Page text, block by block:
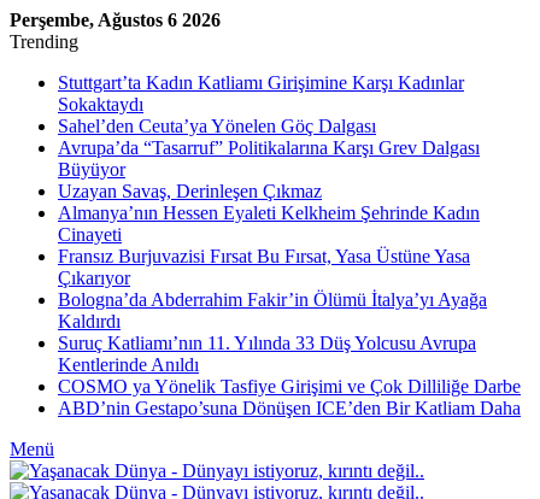
Perşembe, Ağustos 6 2026
Trending
Stuttgart’ta Kadın Katliamı Girişimine Karşı Kadınlar
Sokaktaydı
Sahel’den Ceuta’ya Yönelen Göç Dalgası
Avrupa’da “Tasarruf” Politikalarına Karşı Grev Dalgası
Büyüyor
Uzayan Savaş, Derinleşen Çıkmaz
Almanya’nın Hessen Eyaleti Kelkheim Şehrinde Kadın
Cinayeti
Fransız Burjuvazisi Fırsat Bu Fırsat, Yasa Üstüne Yasa
Çıkarıyor
Bologna’da Abderrahim Fakir’in Ölümü İtalya’yı Ayağa
Kaldırdı
Suruç Katliamı’nın 11. Yılında 33 Düş Yolcusu Avrupa
Kentlerinde Anıldı
COSMO ya Yönelik Tasfiye Girişimi ve Çok Dilliliğe Darbe
ABD’nin Gestapo’suna Dönüşen ICE’den Bir Katliam Daha
Menü